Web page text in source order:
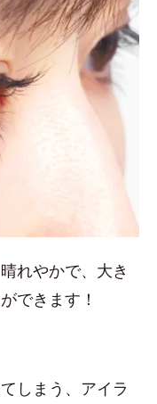
れやかで、大き
できます！
しまう、アイラ